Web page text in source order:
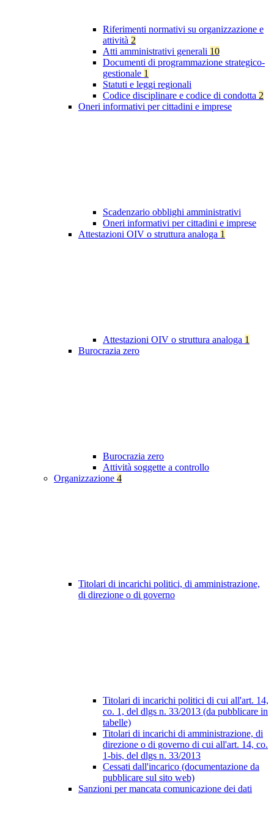
Riferimenti normativi su organizzazione e
attività 2
Atti amministrativi generali 10
Documenti di programmazione strategico-
gestionale 1
Statuti e leggi regionali
Codice disciplinare e codice di condotta 2
Oneri informativi per cittadini e imprese
Scadenzario obblighi amministrativi
Oneri informativi per cittadini e imprese
Attestazioni OIV o struttura analoga 1
Attestazioni OIV o struttura analoga 1
Burocrazia zero
Burocrazia zero
Attività soggette a controllo
Organizzazione 4
Titolari di incarichi politici, di amministrazione,
di direzione o di governo
Titolari di incarichi politici di cui all'art. 14,
co. 1, del dlgs n. 33/2013 (da pubblicare in
tabelle)
Titolari di incarichi di amministrazione, di
direzione o di governo di cui all'art. 14, co.
1-bis, del dlgs n. 33/2013
Cessati dall'incarico (documentazione da
pubblicare sul sito web)
Sanzioni per mancata comunicazione dei dati